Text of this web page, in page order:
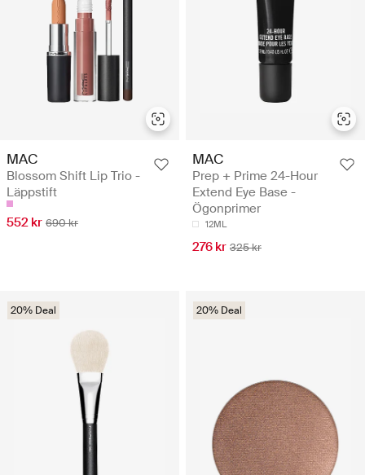
MAC
Blossom Shift Lip Trio -
Läppstift
552 kr 690 kr
MAC
Prep + Prime 24-Hour
Extend Eye Base -
Ögonprimer
12ML
276 kr 325 kr
20% Deal 20% Deal